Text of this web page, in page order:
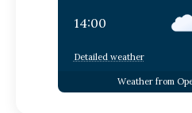
14:00
Detailed weather
Weather from